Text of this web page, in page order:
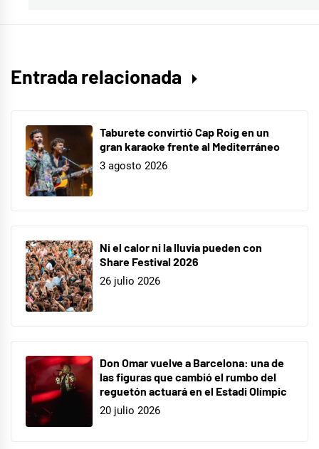
Entrada relacionada
Taburete convirtió Cap Roig en un
gran karaoke frente al Mediterráneo
3 agosto 2026
Ni el calor ni la lluvia pueden con
Share Festival 2026
26 julio 2026
Don Omar vuelve a Barcelona: una de
las figuras que cambió el rumbo del
reguetón actuará en el Estadi Olímpic
20 julio 2026